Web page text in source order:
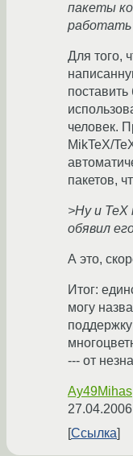
пакеты
работать
Для того,
человек.
MikTeX/
пакетов,
>Ну и TeX
обявил
А это,
Итог:
могу
--- от
Ay49Mihas
Ссылка